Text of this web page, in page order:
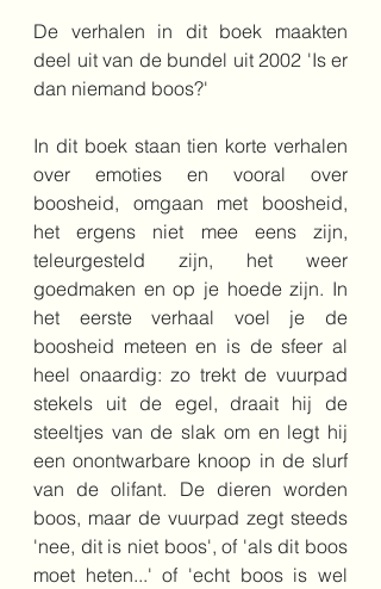
De verhalen in dit boek maakten
deel uit van de bundel uit 2002 'Is er
dan niemand boos?'
In dit boek staan tien korte verhalen
over emoties en vooral over
boosheid, omgaan met boosheid,
het ergens niet mee eens zijn,
teleurgesteld zijn, het weer
goedmaken en op je hoede zijn. In
het eerste verhaal voel je de
boosheid meteen en is de sfeer al
heel onaardig: zo trekt de vuurpad
stekels uit de egel, draait hij de
steeltjes van de slak om en legt hij
een onontwarbare knoop in de slurf
van de olifant. De dieren worden
boos, maar de vuurpad zegt steeds
'nee, dit is niet boos', of 'als dit boos
moet heten...' of 'echt boos is wel